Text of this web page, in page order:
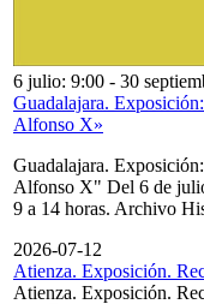
6 julio: 9:00 - 30
Guadalajara.
Alfonso X»
Guadalajara.
Alfonso X" Del 6 de
9 a 14 horas. Archivo
2026-07-12
Atienza. Exposición.
Atienza. Exposición.